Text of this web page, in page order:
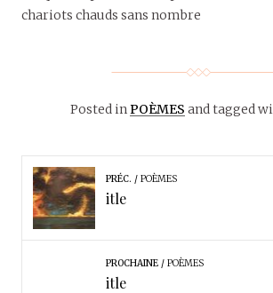
chariots chauds sans nombre
Posted inPOÈMES and tagged
PRÉC. POÈMES
itle
PROCHAINE POÈMES
itle